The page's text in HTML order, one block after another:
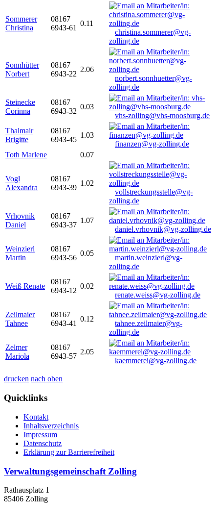
Sommerer
Christina
08167
6943-61
0.11
christina.sommerer@vg-
zolling.de
Sonnhütter
Norbert
08167
6943-22
2.06
norbert.sonnhuetter@vg-
zolling.de
Steinecke
Corinna
08167
6943-32
0.03
vhs-zolling@vhs-moosburg.de
Thalmair
Brigitte
08167
6943-45
1.03
finanzen@vg-zolling.de
Toth Marlene
0.07
Vogl
Alexandra
08167
6943-39
1.02
vollstreckungsstelle@vg-
zolling.de
Vrhovnik
Daniel
08167
6943-37
1.07
daniel.vrhovnik@vg-zolling.de
Weinzierl
Martin
08167
6943-56
0.05
martin.weinzierl@vg-
zolling.de
Weiß Renate
08167
6943-12
0.02
renate.weiss@vg-zolling.de
Zeilmaier
Tahnee
08167
6943-41
0.12
tahnee.zeilmaier@vg-
zolling.de
Zelmer
Mariola
08167
6943-57
2.05
kaemmerei@vg-zolling.de
drucken nach oben
Quicklinks
Kontakt
Inhaltsverzeichnis
Impressum
Datenschutz
Erklärung zur Barrierefreiheit
Verwaltungsgemeinschaft Zolling
Rathausplatz 1
85406 Zolling